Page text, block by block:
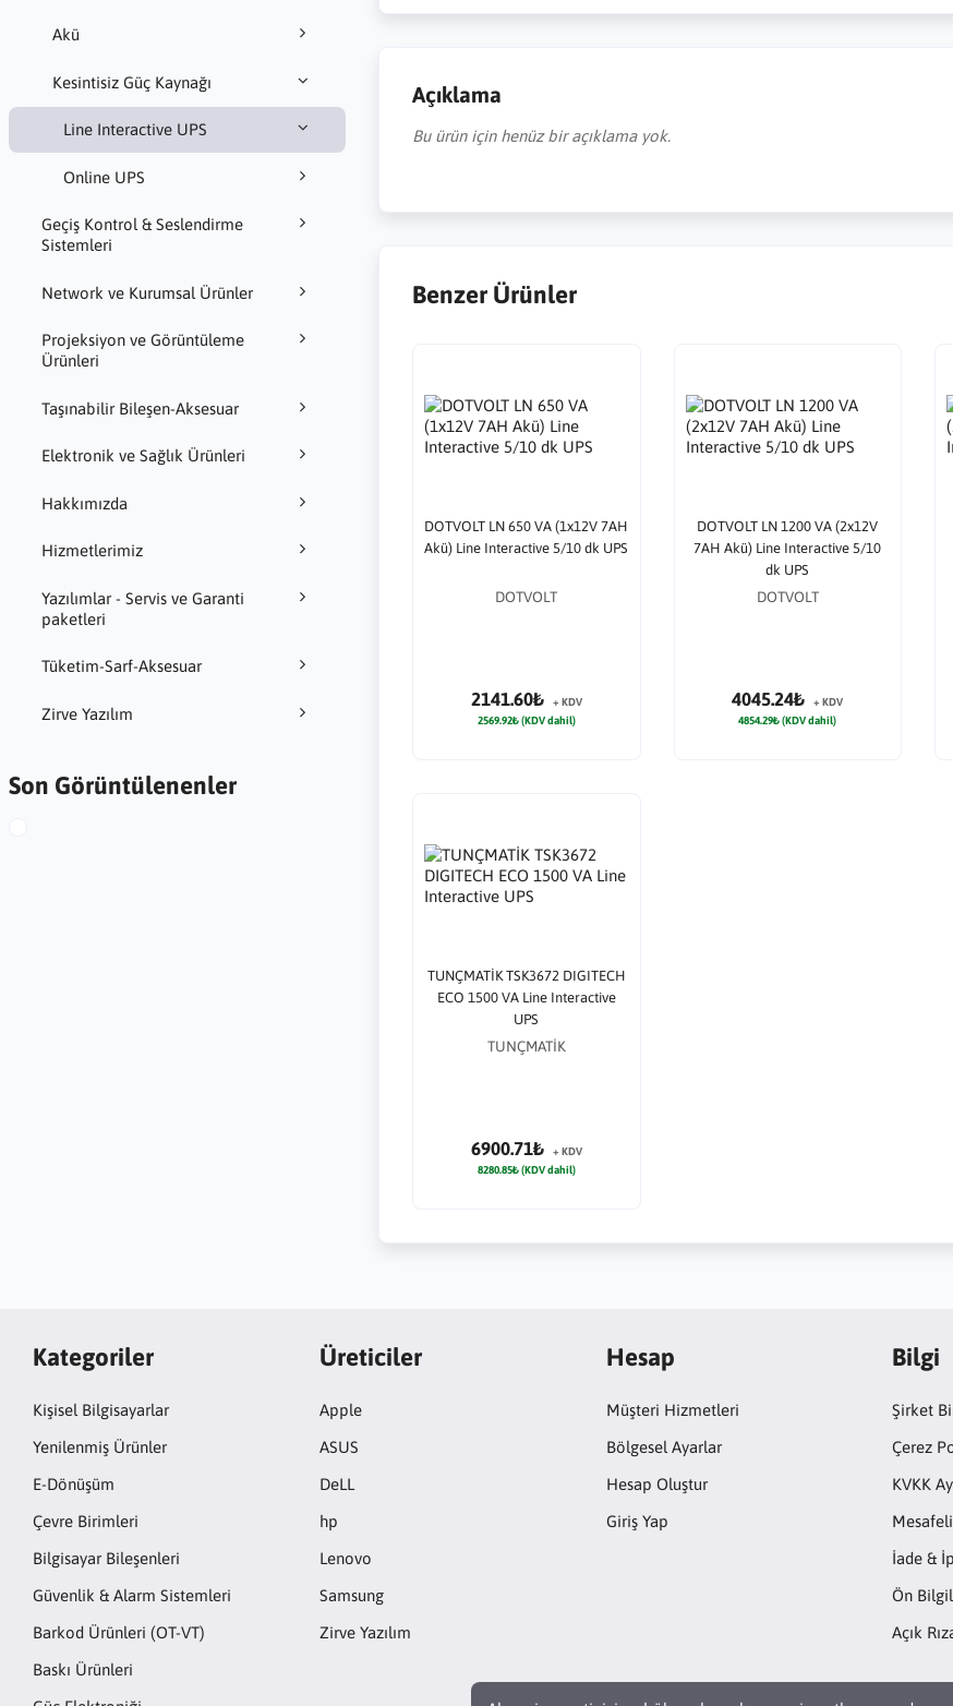
Akü
Kesintisiz Güç Kaynağı
Line Interactive UPS
Online UPS
Geçiş Kontrol & Seslendirme
Sistemleri
Network ve Kurumsal Ürünler
Projeksiyon ve Görüntüleme
Ürünleri
Taşınabilir Bileşen-Aksesuar
Elektronik ve Sağlık Ürünleri
Hakkımızda
Hizmetlerimiz
Yazılımlar - Servis ve Garanti
paketleri
Tüketim-Sarf-Aksesuar
Zirve Yazılım
Son Görüntülenenler
Açıklama
Bu ürün için henüz bir açıklama yok.
Benzer Ürünler
DOTVOLT LN 650 VA (1x12V 7AH
Akü) Line Interactive 5/10 dk UPS
DOTVOLT
2141.60₺
+ KDV
2569.92₺ (KDV dahil)
DOTVOLT LN 1200 VA (2x12V
7AH Akü) Line Interactive 5/10
dk UPS
DOTVOLT
4045.24₺
+ KDV
4854.29₺ (KDV dahil)
TUNÇMATİK TSK3672 DIGITECH
ECO 1500 VA Line Interactive
UPS
TUNÇMATİK
6900.71₺
+ KDV
8280.85₺ (KDV dahil)
Kategoriler
Kişisel Bilgisayarlar
Yenilenmiş Ürünler
E-Dönüşüm
Çevre Birimleri
Bilgisayar Bileşenleri
Güvenlik & Alarm Sistemleri
Barkod Ürünleri (OT-VT)
Baskı Ürünleri
Üreticiler
Apple
ASUS
DeLL
hp
Lenovo
Samsung
Zirve Yazılım
Hesap
Müşteri Hizmetleri
Bölgesel Ayarlar
Hesap Oluştur
Giriş Yap
Bilgi
Şirket
Çerez
KVKK
İade &
Ön
Açık